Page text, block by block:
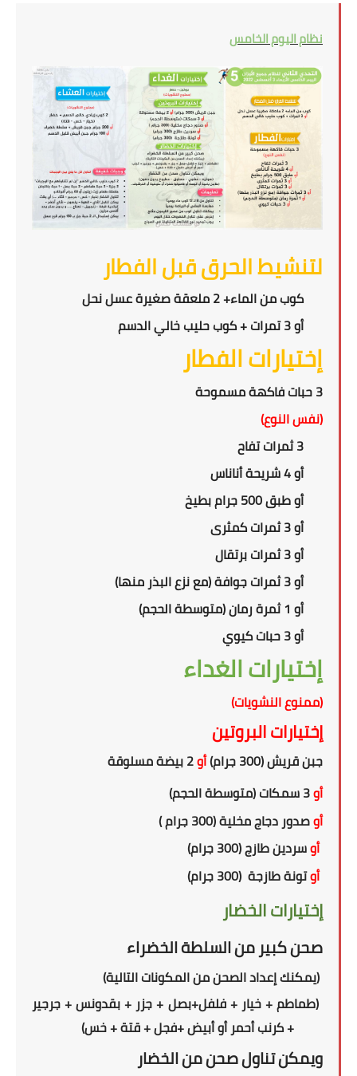
نظام اليوم الخامس
لتنشيط الحرق قبل الفطار
كوب من الماء+ 2 ملعقة صغيرة عسل نحل
أو 3 تمرات + كوب حليب خالي الدسم
إختيارات الفطار
3 حبات فاكهة مسموحة
(نفس النوع)
3 ثمرات تفاح
أو 4 شريحة أناناس
أو طبق 500 جرام بطيخ
أو 3 ثمرات كمثرى
أو 3 ثمرات برتقال
أو 3 ثمرات جوافة (مع نزع البذر منها)
أو 1 ثمرة رمان (متوسطة الحجم)
أو 3 حبات كيوي
إختيارات الغداء
(ممنوع النشويات)
إختيارات البروتين
جبن قريش (300 جرام) أو
أو
أوصدور دجاج مخلية (300 جرام )
أوسردين طازج (300 جرام)
أوتونة طازجة (300 جرام)
إختيارات الخضار
صحن كبير من السلطة الخضراء
(يمكنك إعداد الصحن من المكونات التالية)
(طماطم + خيار + فلفل+بصل + جزر + بقدونس + جرجير
+ كرنب أحمر أو أبيض +فجل + قتة + خس)
ويمكن تناولصحنمن الخضار